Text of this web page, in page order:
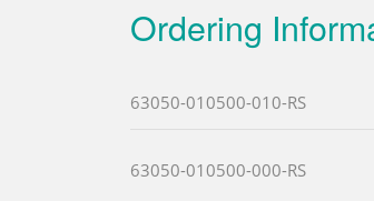
Ordering
63050-010500-010-RS
63050-010500-000-RS